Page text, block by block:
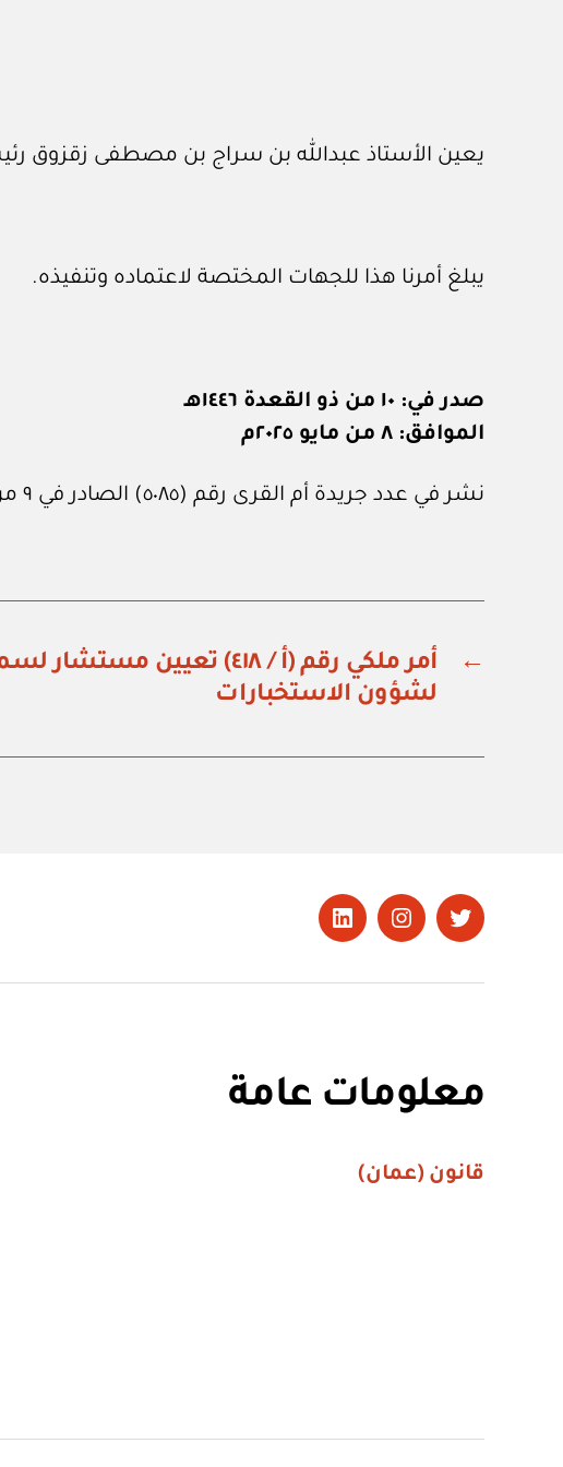
يعين الأستاذ عبدالله بن سراج بن مصطفى زقزوق
يبلغ أمرنا هذا للجهات المختصة لاعتماده وتنفيذه.
صدر في: ١٠ من ذو القعدة ١٤٤٦هـ
الموافق: ٨ من مايو ٢٠٢٥م
نشر في عدد جريدة أم القرى رقم (٥٠٨٥) الصادر في ٩ من مايو ٢٠٢٥م.
←
أمر ملكي رقم (أ / ٤١٨) تعيين
لشؤون الاستخبارات
تويتر Instagram
LinkedIn
معلومات عامة
قانون (عمان)